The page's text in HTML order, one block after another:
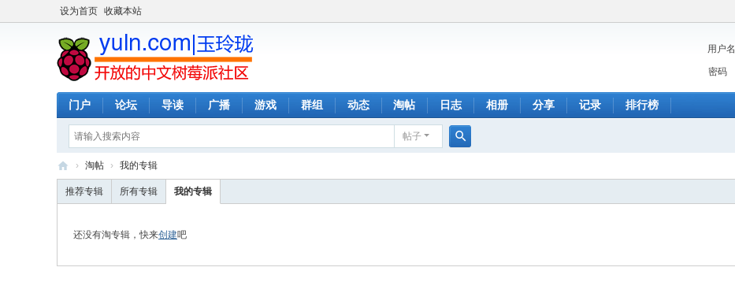
设为首页 收藏本站
用户名
密码
门户 论坛 导读 广播 游戏 群组 动态 淘帖 日志 相册 分享 记录 排行榜
帖子
索
玉
› 淘帖 › 我的专辑
推荐专辑 所有专辑 我的专辑
还没有淘专辑，快来创建吧